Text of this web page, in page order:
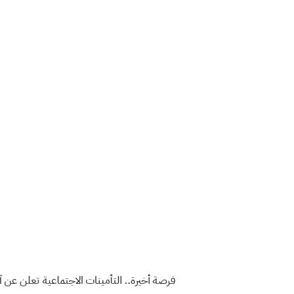
فرصة أخيرة.. التأمينات الاجتماعية تعلن عن